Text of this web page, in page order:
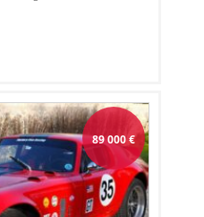
89 000€